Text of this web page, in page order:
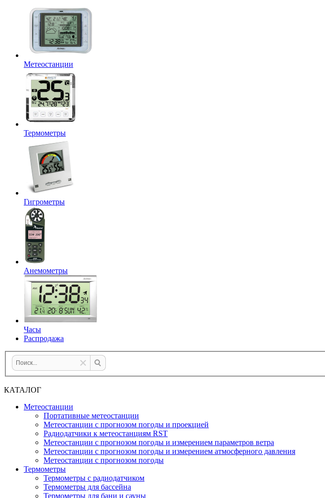
Метеостанции
Термометры
Гигрометры
Анемометры
Часы
Распродажа
КАТАЛОГ
Метеостанции
Портативные метеостанции
Метеостанции с прогнозом погоды и проекцией
Радиодатчики к метеостанциям RST
Метеостанции с прогнозом погоды и измерением параметров ветра
Метеостанции с прогнозом погоды и измерением атмосферного давления
Метеостанции с прогнозом погоды
Термометры
Термометры с радиодатчиком
Термометры для бассейна
Термометры для бани и сауны